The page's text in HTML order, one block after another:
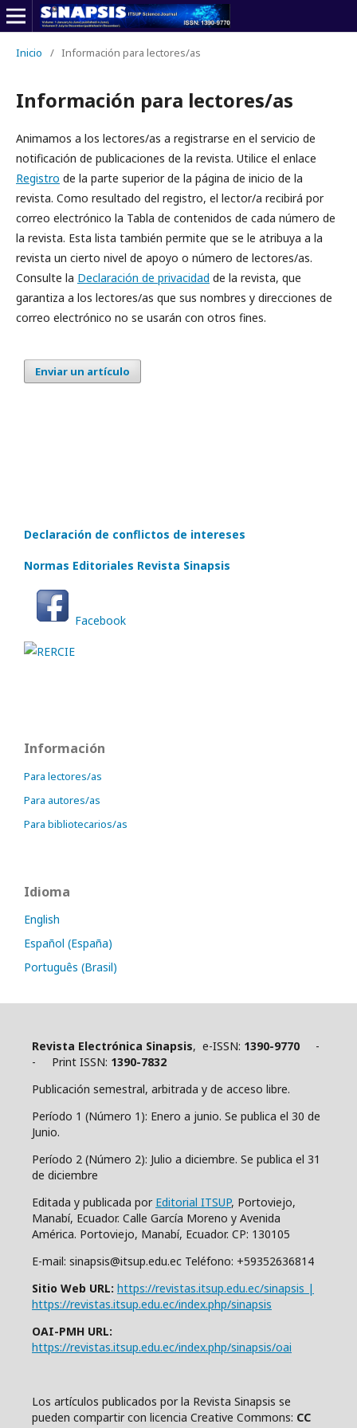
Inicio / Información para lectores/as
Información para lectores/as
Animamos a los lectores/as a registrarse en el servicio de
notificación de publicaciones de la revista. Utilice el enlace
Registro de la parte superior de la página de inicio de la
revista. Como resultado del registro, el lector/a recibirá por
correo electrónico la Tabla de contenidos de cada número de
la revista. Esta lista también permite que se le atribuya a la
revista un cierto nivel de apoyo o número de lectores/as.
Consulte la Declaración de privacidad de la revista, que
garantiza a los lectores/as que sus nombres y direcciones de
correo electrónico no se usarán con otros fines.
Enviar un artículo
Declaración de conflictos de intereses
Normas Editoriales Revista Sinapsis
Facebook
Información
Para lectores/as
Para autores/as
Para bibliotecarios/as
Idioma
English
Español (España)
Português (Brasil)
Revista Electrónica Sinapsis, e-ISSN: 1390-9770 -
- Print ISSN: 1390-7832
Publicación semestral, arbitrada y de acceso libre.
Período 1 (Número 1): Enero a junio. Se publica el 30 de
Junio.
Período 2 (Número 2): Julio a diciembre. Se publica el 31
de diciembre
Editada y publicada por Editorial ITSUP, Portoviejo,
Manabí, Ecuador. Calle García Moreno y Avenida
América. Portoviejo, Manabí, Ecuador. CP: 130105
E-mail: sinapsis@itsup.edu.ec Teléfono: +59352636814
Sitio Web URL: https://revistas.itsup.edu.ec/sinapsis |
https://revistas.itsup.edu.ec/index.php/sinapsis
OAI-PMH URL:
https://revistas.itsup.edu.ec/index.php/sinapsis/oai
Los artículos publicados por la Revista Sinapsis se
pueden compartir con licencia Creative Commons: CC